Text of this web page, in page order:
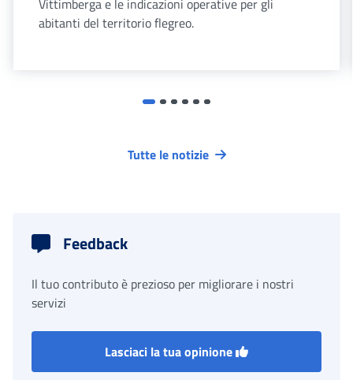
Vittimberga e le indicazioni operative per gli
abitanti del territorio flegreo.
Tutte le notizie
Feedback
Il tuo contributo è prezioso per migliorare i nostri
servizi
Lasciaci la tua opinione